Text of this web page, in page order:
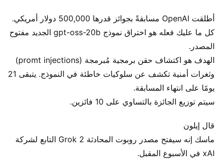
أطلقت OpenAI مسابقةً بجوائز قدرها 500,000 دولار أمريكي.
كل ما عليك فعله هو اختراق نموذج gpt-oss-20b الجديد مفتوح
المصدر.
الهدف هو اكتشاف حقن برمجية مُبرمجة (promt injections)
وثغرات أمنية تكشف عن سلوكيات خاطئة في النموذج. يتبقى 21
يومًا على انتهاء المسابقة.
سيتم توزيع الجائزة بالتساوي على 10 فائزين.
قال إيلون
ماسك إنه سيفتح مصدر روبوت المحادثة Grok 2 التابع لشركة
xAI في الأسبوع المقبل.